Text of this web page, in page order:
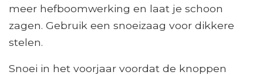
meer hefboomwerking en laat je schoon
zagen. Gebruik een snoeizaag voor dikkere
stelen.
Snoei in het voorjaar voordat de knoppen